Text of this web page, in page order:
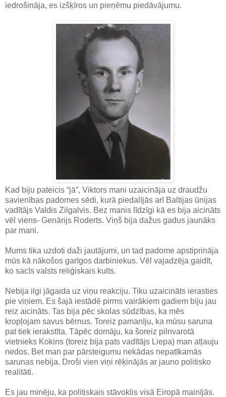
iedrošināja, es izšķīros un pieņēmu piedāvājumu.
Kad biju pateicis “jā”, Viktors mani uzaicināja uz draudžu
savienības padomes sēdi, kurā piedalījās arī Baltijas ūnijas
vadītājs Valdis Zilgalvis. Bez manis līdzīgi kā es bija aicināts
vēl viens- Genārijs Roderts. Viņš bija dažus gadus jaunāks
par mani.
Mums tika uzdoti daži jautājumi, un tad padome apstiprināja
mūs kā nākošos garīgos darbiniekus. Vēl vajadzēja gaidīt,
ko sacīs valsts reliģiskais kults.
Nebija ilgi jāgaida uz viņu reakciju. Tiku uzaicināts ierasties
pie viņiem. Es šajā iestādē pirms vairākiem gadiem biju jau
reiz aicināts. Tas bija pēc skolas sūdzības, ka mēs
kropļojam savus bērnus. Toreiz pamanīju, ka mūsu saruna
pat tiek ierakstīta. Tāpēc domāju, ka šoreiz pilnvarotā
vietnieks Kokins (toreiz bija pats vadītājs Liepa) man atļauju
nedos. Bet man par pārsteigumu nekādas nepatīkamās
sarunas nebija. Droši vien viņi rēķinājās ar jauno politisko
realitāti.
Es jau minēju, ka politiskais stāvoklis visā Eiropā mainījās.